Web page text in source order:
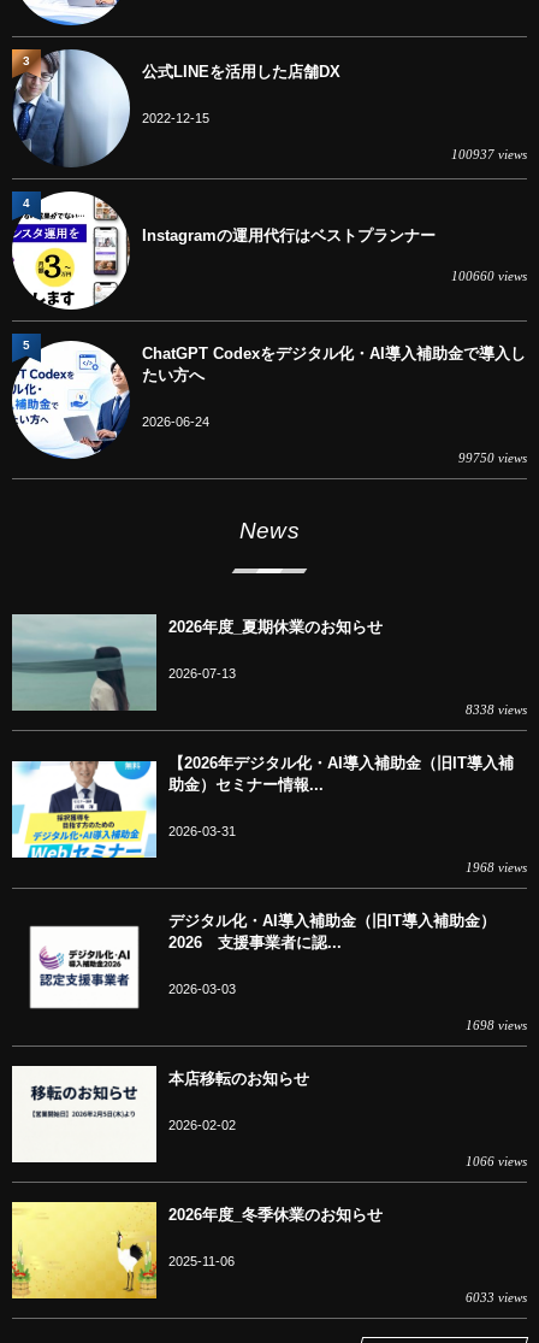
公式LINEを活用した店舗DX
2022-12-15
100937 views
3
Instagramの運用代行はベストプランナー
100660 views
4
ChatGPT Codexをデジタル化・AI導入補助金で導入し
たい方へ
2026-06-24
99750 views
5
News
2026年度_夏期休業のお知らせ
2026-07-13
8338 views
【2026年デジタル化・AI導入補助金（旧IT導入補
助金）セミナー情報...
2026-03-31
1968 views
デジタル化・AI導入補助金（旧IT導入補助金）
2026 支援事業者に認...
2026-03-03
1698 views
本店移転のお知らせ
2026-02-02
1066 views
2026年度_冬季休業のお知らせ
2025-11-06
6033 views